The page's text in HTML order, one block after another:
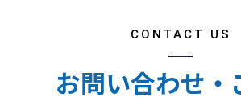
その場合、2名様1室利用より手狭なお部
●【ホテルについて】
CONTACT US
お問い合わせ・